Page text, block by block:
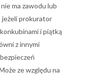
ma zawodu lub
jeżeli prokurator
i piątką
z innymi
ze względu na